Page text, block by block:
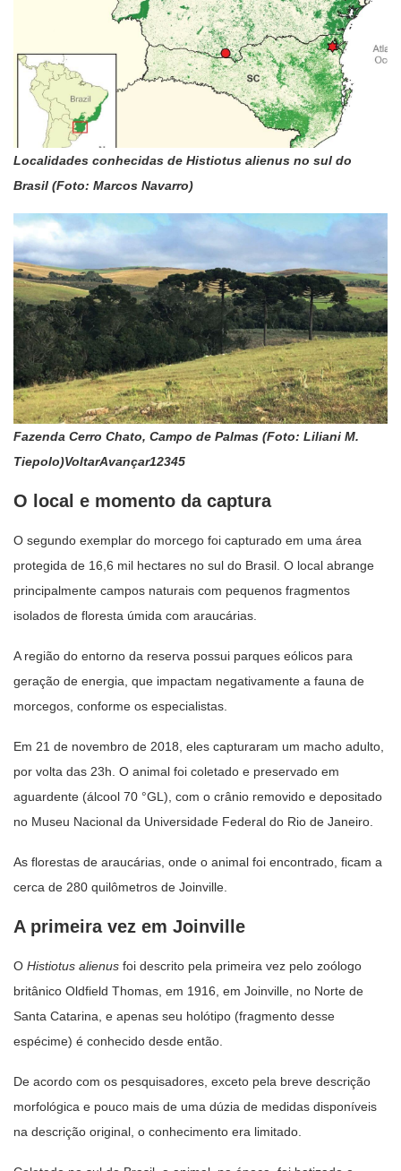
Localidades conhecidas de Histiotus alienus no sul do
Brasil (Foto: Marcos Navarro)
Fazenda Cerro Chato, Campo de Palmas (Foto: Liliani M.
Tiepolo)VoltarAvançar12345
O local e momento da captura
O segundo exemplar do morcego foi capturado em uma área
protegida de 16,6 mil hectares no sul do Brasil. O local abrange
principalmente campos naturais com pequenos fragmentos
isolados de floresta úmida com araucárias.
A região do entorno da reserva possui parques eólicos para
geração de energia, que impactam negativamente a fauna de
morcegos, conforme os especialistas.
Em 21 de novembro de 2018, eles capturaram um macho adulto,
por volta das 23h. O animal foi coletado e preservado em
aguardente (álcool 70 °GL), com o crânio removido e depositado
no Museu Nacional da Universidade Federal do Rio de Janeiro.
As florestas de araucárias, onde o animal foi encontrado, ficam a
cerca de 280 quilômetros de Joinville.
A primeira vez em Joinville
O Histiotus alienus foi descrito pela primeira vez pelo zoólogo
britânico Oldfield Thomas, em 1916, em Joinville, no Norte de
Santa Catarina, e apenas seu holótipo (fragmento desse
espécime) é conhecido desde então.
De acordo com os pesquisadores, exceto pela breve descrição
morfológica e pouco mais de uma dúzia de medidas disponíveis
na descrição original, o conhecimento era limitado.